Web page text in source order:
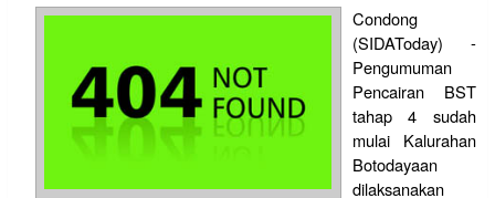
Condong
(SIDAToday) -
Pengumuman
Pencairan BST
tahap 4 sudah
mulai Kalurahan
Botodayaan
dilaksanakan